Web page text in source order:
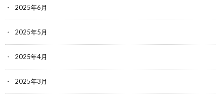
2025年6月
2025年5月
2025年4月
2025年3月